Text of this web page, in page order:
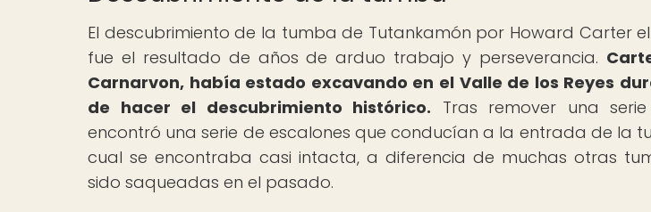
El descubrimiento de la tumba de Tutankamón por Howard Carter
fue el resultado de años de arduo trabajo y perseverancia.
Carnarvon, había estado excavando en el Valle de los Reyes
de hacer el descubrimiento histórico. Tras remover una
encontró una serie de escalones que conducían a la entrada de la
cual se encontraba casi intacta, a diferencia de muchas otras
sido saqueadas en el pasado.